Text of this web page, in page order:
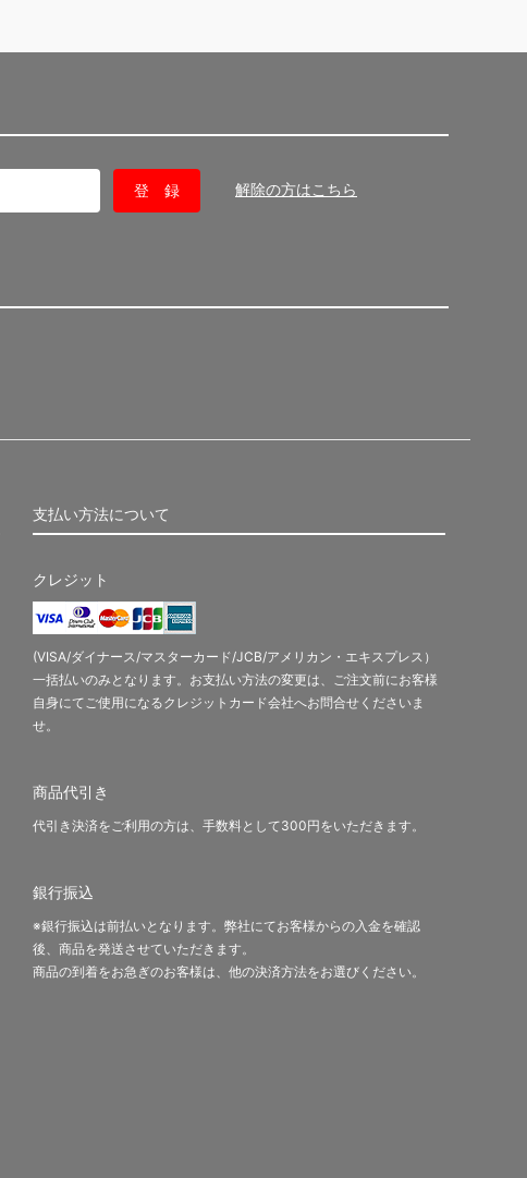
解除の方はこちら
支払い方法について
クレジット
(VISA/ダイナース/マスターカード/JCB/アメリカン・エキスプレス）
一括払いのみとなります。お支払い方法の変更は、ご注文前にお客様
自身にてご使用になるクレジットカード会社へお問合せくださいま
せ。
商品代引き
代引き決済をご利用の方は、手数料として300円をいただきます。
銀行振込
※銀行振込は前払いとなります。弊社にてお客様からの入金を確認
後、商品を発送させていただきます。
商品の到着をお急ぎのお客様は、他の決済方法をお選びください。